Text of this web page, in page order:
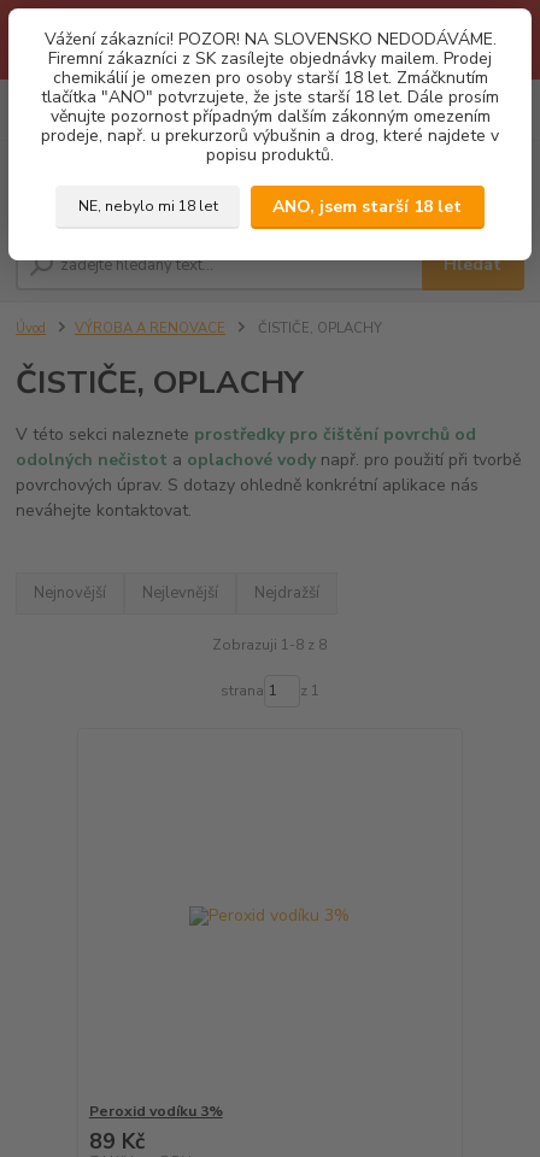
je neustálé porušování obchodních podmínek. Firemní zájemci o naše
produkty z SK zasílejte objednávky mailovou cestou. Děkujeme!
Vážení zákazníci! POZOR! NA SLOVENSKO NEDODÁVÁME.
Firemní zákazníci z SK zasílejte objednávky mailem. Prodej
chemikálií je omezen pro osoby starší 18 let. Zmáčknutím
tlačítka "ANO" potvrzujete, že jste starší 18 let. Dále prosím
věnujte pozornost případným dalším zákonným omezením
prodeje, např. u prekurzorů výbušnin a drog, které najdete v
popisu produktů.
NE, nebylo mi 18 let ANO, jsem starší 18 let
Menu
CZK
Hledat
0
za0,00 Kč
Úvod VÝROBA A RENOVACE ČISTIČE, OPLACHY
ČISTIČE, OPLACHY
V této sekci naleznete prostředky pro čištění povrchů od
odolných nečistot a oplachové vody např. pro použití při tvorbě
povrchových úprav. S dotazy ohledně konkrétní aplikace nás
neváhejte kontaktovat.
Nejnovější Nejlevnější Nejdražší
Zobrazuji 1-8 z 8
strana z 1
Peroxid vodíku 3%
89 Kč